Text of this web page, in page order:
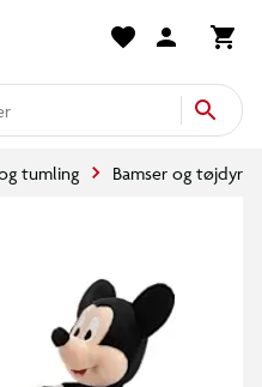
tumling Bamser og tøjdyr